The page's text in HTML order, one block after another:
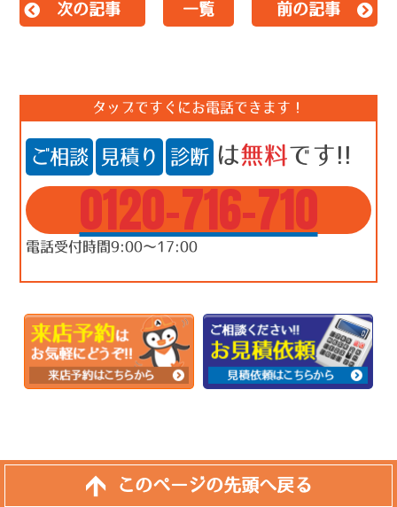
次の記事 一覧 前の記事
タップですぐにお電話できます！
ご相談 見積り 診断 は無料です!!
0120-716-710
電話受付時間9:00～17:00
このページの先頭へ戻る